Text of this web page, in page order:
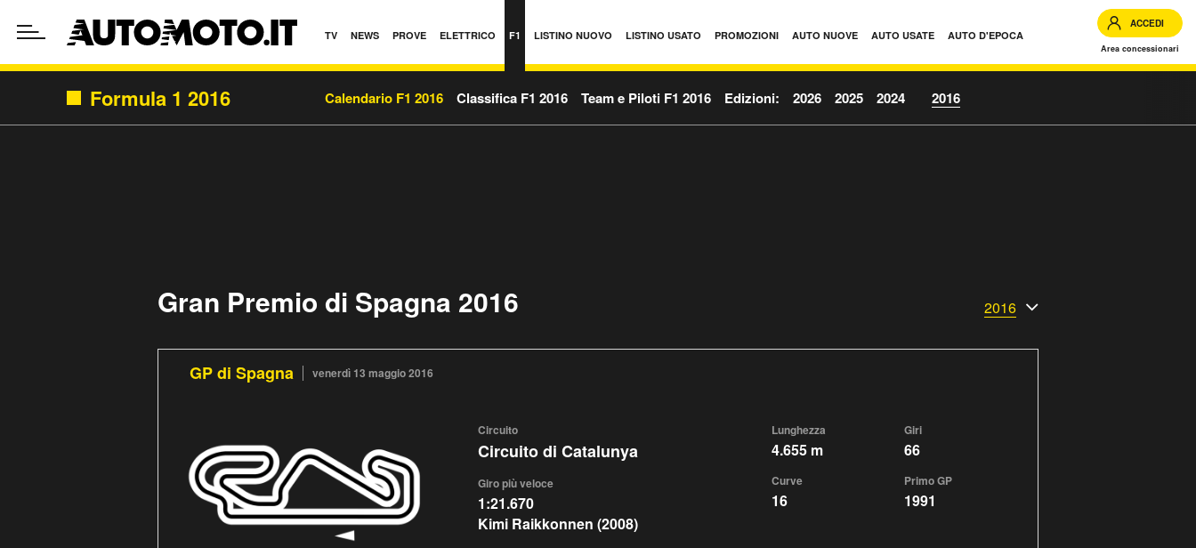
TV NEWS PROVE ELETTRICO F1 LISTINO NUOVO LISTINO USATO PROMOZIONI AUTO NUOVE AUTO USATE AUTO D'EPOCA
ACCEDI
Area concessionari
Formula 1 2016 Calendario F1 2016 Classifica F1 2016 Team e Piloti F1 2016 Edizioni: 2026 2025 2024 2016
Gran Premio di Spagna 2016 2016
GP di Spagna venerdì 13 maggio 2016
Circuito
Circuito di Catalunya
Giro più veloce
1:21.670
Kimi Raikkonnen (2008)
Lunghezza
4.655 m
Giri
66
Curve
16
Primo GP
1991